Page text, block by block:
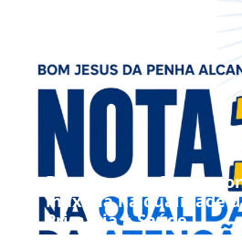
Bom Jesus da Penha
máxima na qualidade
Primária à Saúde